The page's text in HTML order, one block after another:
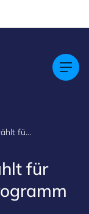
20 Startups ausgewählt für das Fit 4 Start #15 Programm
für